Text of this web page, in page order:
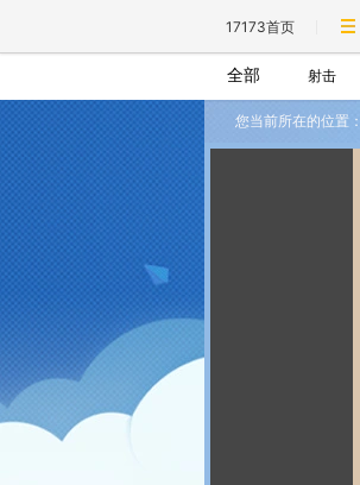
17173首页
全部 射击
您当前所在的位置：